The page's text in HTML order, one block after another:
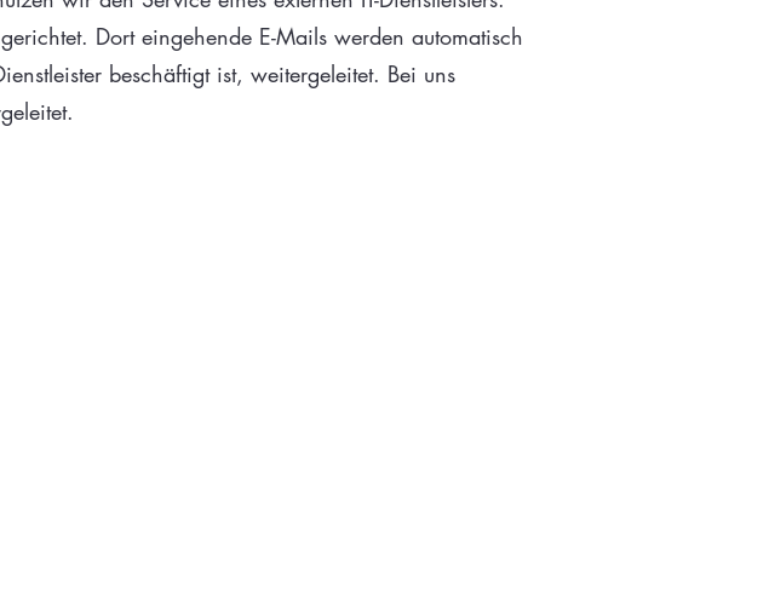
Dort eingehende E-Mails werden automatisch
beschäftigt ist, weitergeleitet. Bei uns